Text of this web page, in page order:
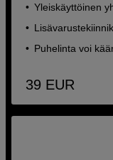
Yleiskäyttöinen
Puhelinta voi
39 EUR